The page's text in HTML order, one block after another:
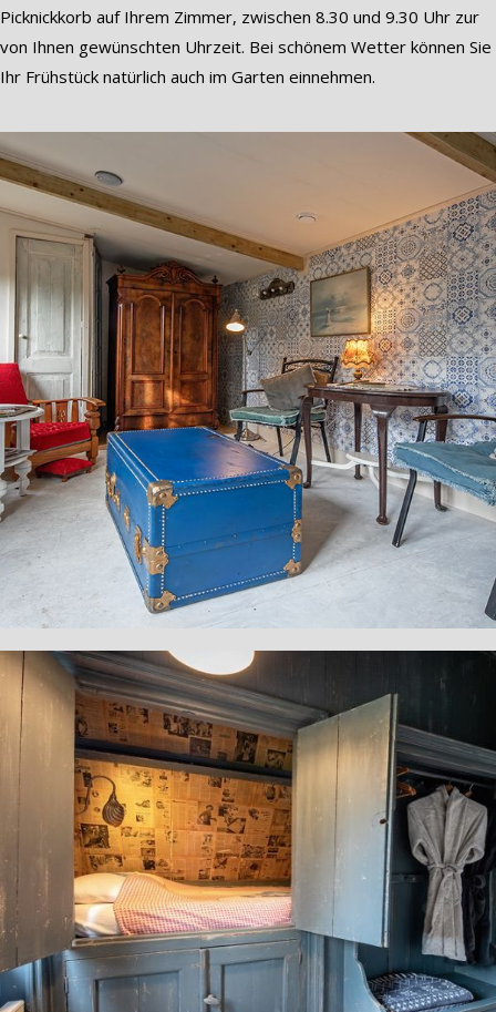
Picknickkorb auf Ihrem Zimmer, zwischen 8.30 und 9.30 Uhr zur
von Ihnen gewünschten Uhrzeit. Bei schönem Wetter können Sie
Ihr Frühstück natürlich auch im Garten einnehmen.